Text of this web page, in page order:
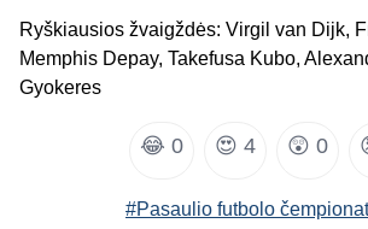
Ryškiausios žvaigždės: Virgil van Dijk,
Memphis Depay, Takefusa Kubo,
Gyokeres
😂 0 😍 4 😲 0
#Pasaulio futbolo